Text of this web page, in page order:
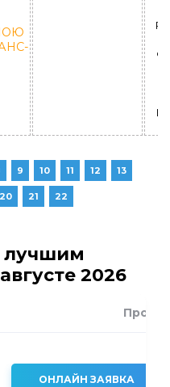
9 10 11 12 13
20 21 22
лучшим
2026
ОНЛАЙН ЗАЯВКА